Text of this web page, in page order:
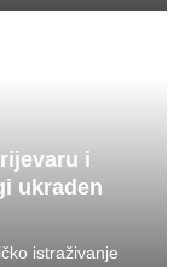
i
ukraden
istraživanje